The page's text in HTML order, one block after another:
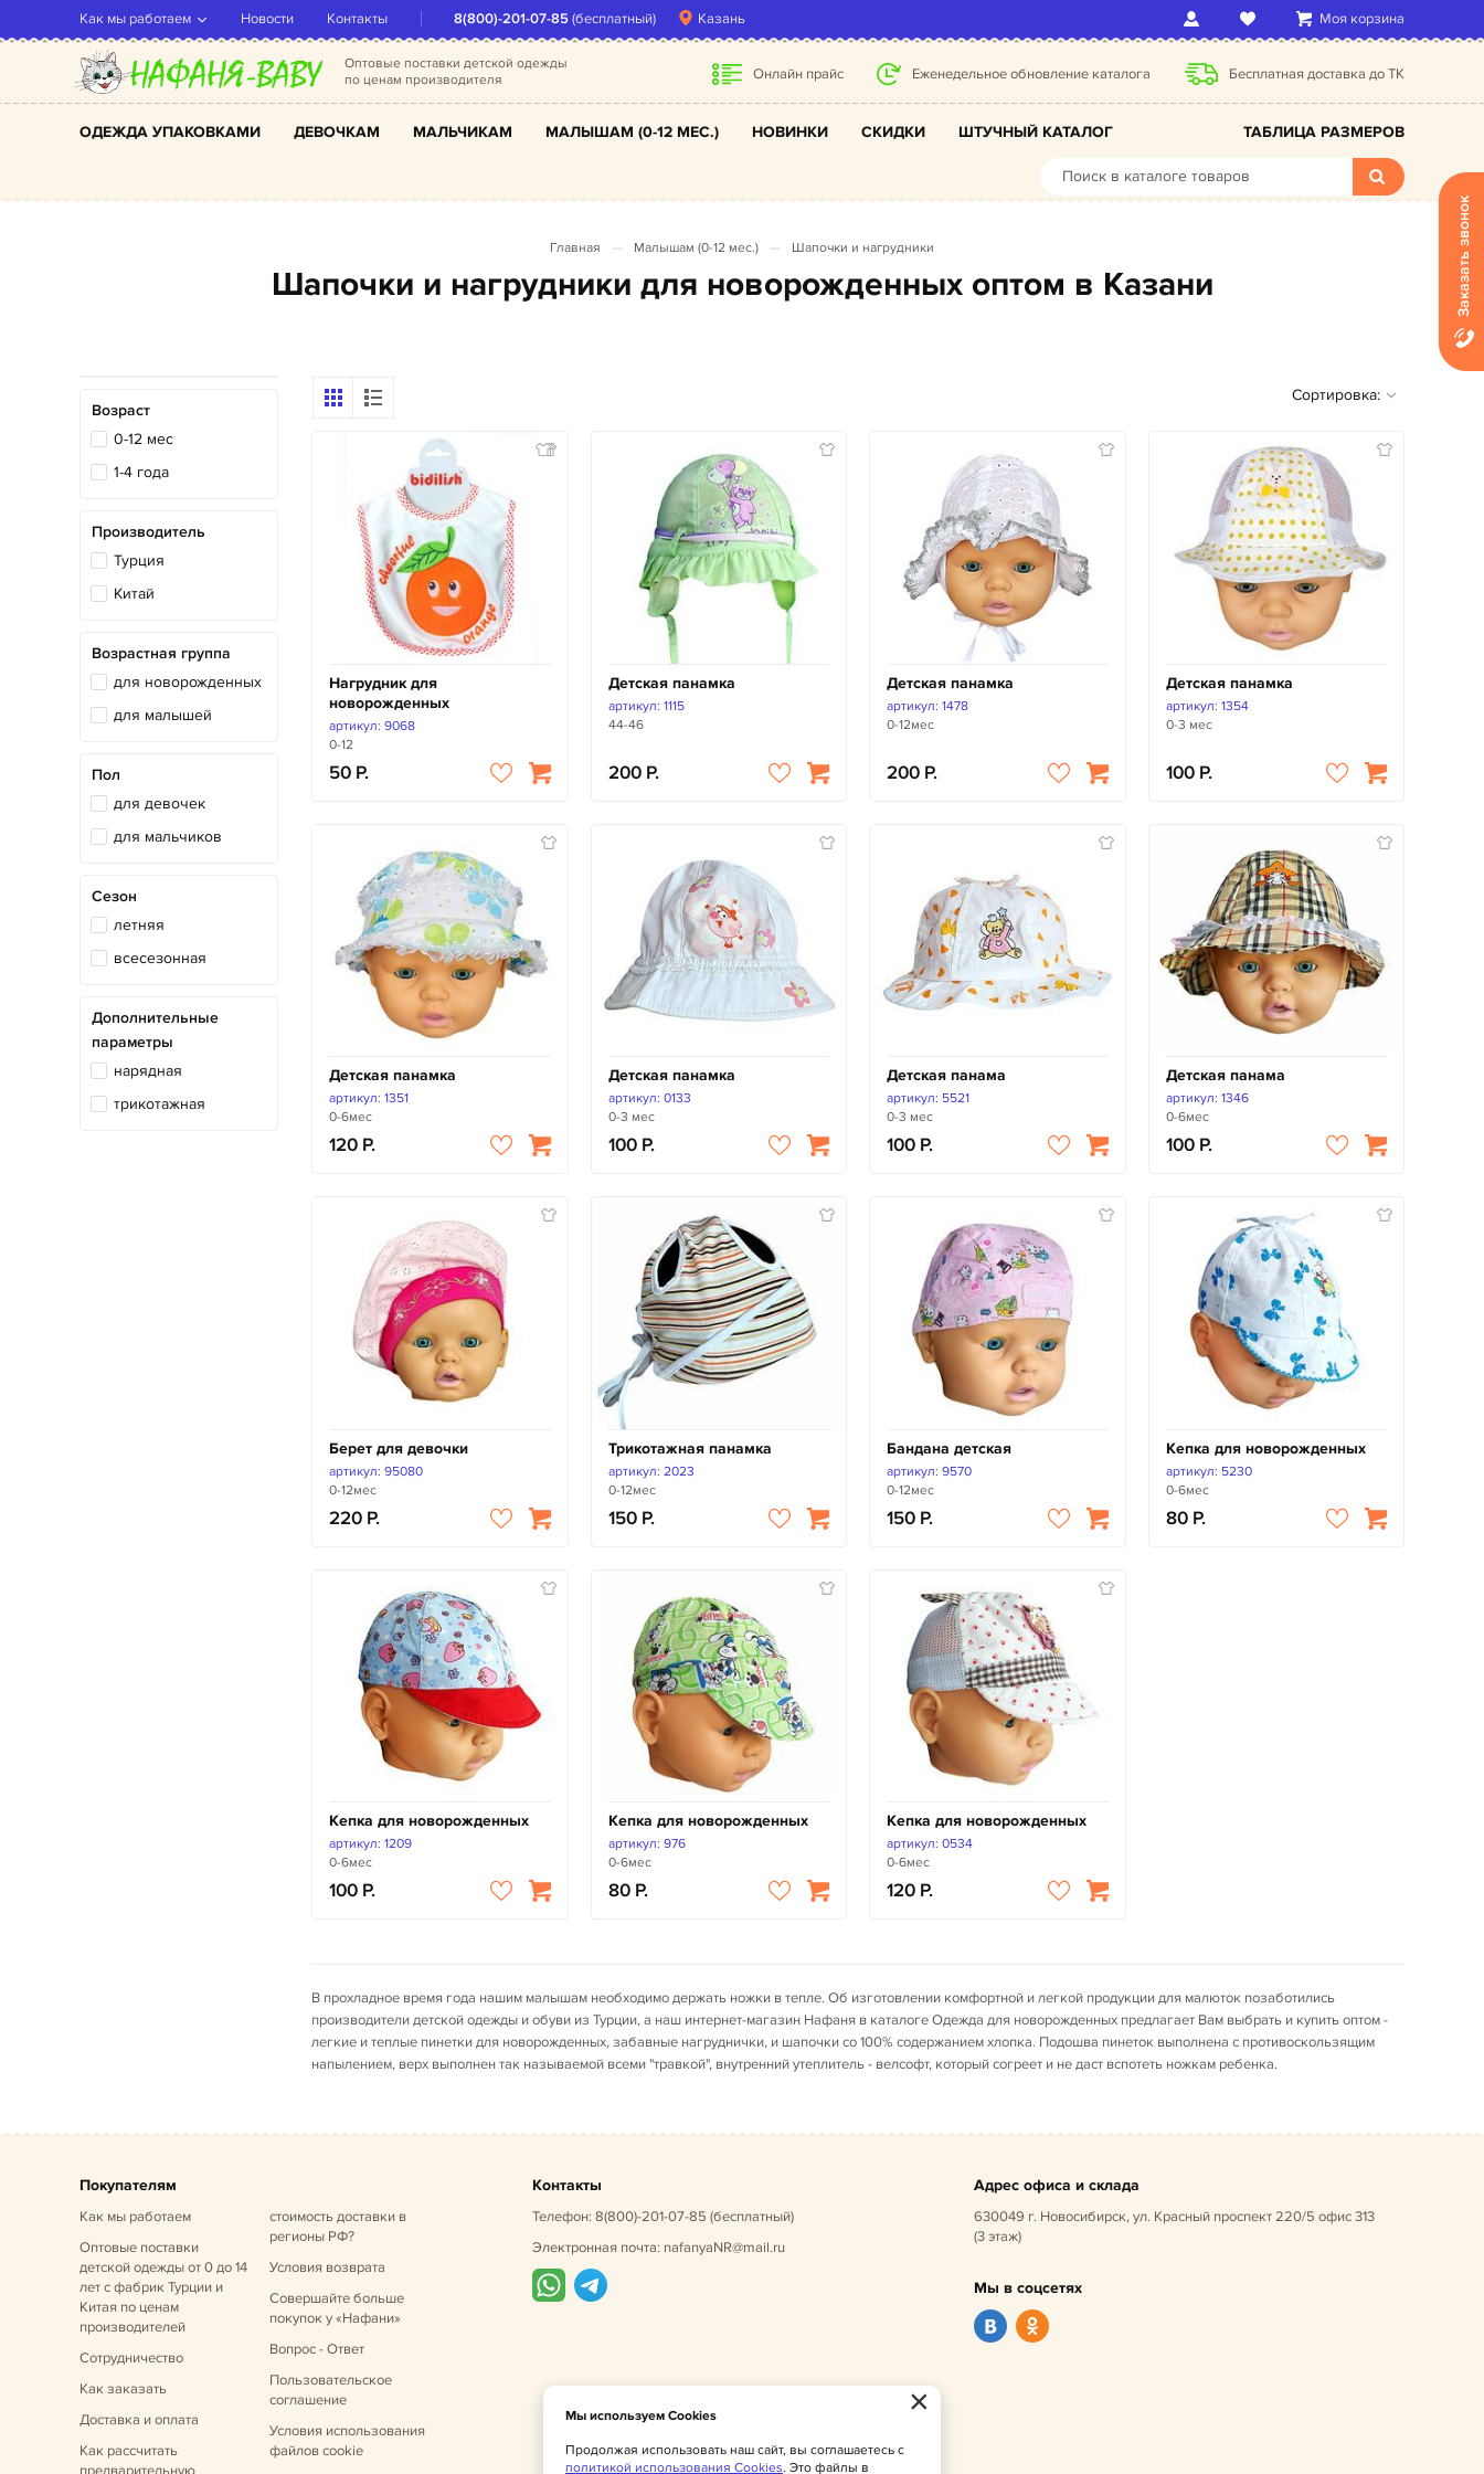
Моя корзина
Оптовые поставки детской одежды
по ценам производителя
Онлайн прайс Еженедельное обновление каталога Бесплатная доставка до ТК
ОДЕЖДА УПАКОВКАМИ ДЕВОЧКАМ МАЛЬЧИКАМ МАЛЫШАМ (0-12 МЕС.) НОВИНКИ СКИДКИ ШТУЧНЫЙ КАТАЛОГ ТАБЛИЦА РАЗМЕРОВ
Казань
8(800)-201-07-85(бесплатный)
Как мы работаем Новости Контакты
Главная Малышам (0-12 мес.) Шапочки и нагрудники
Шапочки и нагрудники для новорожденных оптом в Казани
Возраст
0-12 мес
1-4 года
Производитель
Турция
Китай
Возрастная группа
для новорожденных
для малышей
Пол
для девочек
для мальчиков
Сезон
летняя
всесезонная
Дополнительные
параметры
нарядная
трикотажная
Сортировка:
Нагрудник для
новорожденных
артикул: 9068
0-12
50
Детская панамка
артикул: 1115
44-46
200
Детская панамка
артикул: 1478
0-12мес
200
Детская панамка
артикул: 1354
0-3 мес
100
Детская панамка
артикул: 1351
0-6мес
120
Детская панамка
артикул: 0133
0-3 мес
100
Детская панама
артикул: 5521
0-3 мес
100
Детская панама
артикул: 1346
0-6мес
100
Берет для девочки
артикул: 95080
0-12мес
220
Трикотажная панамка
артикул: 2023
0-12мес
150
Бандана детская
артикул: 9570
0-12мес
150
Кепка для новорожденных
артикул: 5230
0-6мес
80
Кепка для новорожденных
артикул: 1209
0-6мес
100
Кепка для новорожденных
артикул: 976
0-6мес
80
Кепка для новорожденных
артикул: 0534
0-6мес
120
В прохладное время года нашим малышам необходимо держать ножки в тепле. Об изготовлении комфортной и легкой продукции для малюток позаботились
производители детской одежды и обуви из Турции, а наш интернет-магазин Нафаня в каталоге Одежда для новорожденных предлагает Вам выбрать и купить оптом -
легкие и теплые пинетки для новорожденных, забавные нагруднички, и шапочки со 100% содержанием хлопка. Подошва пинеток выполнена с противоскользящим
напылением, верх выполнен так называемой всеми "травкой", внутренний утеплитель - велсофт, который согреет и не даст вспотеть ножкам ребенка.
Покупателям
Как мы работаем
Оптовые поставки
детской одежды от 0 до 14
летс фабрик Турции и
Китая по ценам
производителей
Сотрудничество
Как заказать
Доставка и оплата
Как рассчитать
стоимость доставки в
регионы РФ?
Условия возврата
Совершайте больше
покупок у «Нафани»
Вопрос - Ответ
Пользовательское
соглашение
Условия использования
файлов cookie
Контакты
Телефон: 8(800)-201-07-85 (бесплатный)
Электронная почта: nafanyaNR@mail.ru
Адрес офиса и склада
630049 г. Новосибирск, ул. Красный проспект 220/5 офис 313
(3 этаж)
Мы в соцсетях
×
Мы используем Cookies
Продолжая использовать наш сайт, вы соглашаетесь с
политикой использования Cookies. Это файлы в
Заказать звонок